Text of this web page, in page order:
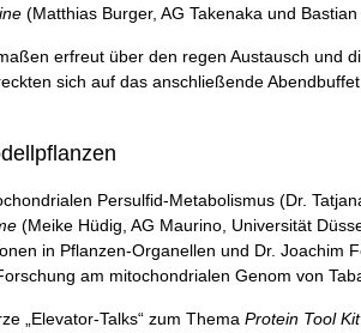
(Matthias Burger, AG Takenaka und
erfreut über den regen Austausch und
sich auf das anschließende
Persulfid-Metabolismus (Dr.
(Meike Hüdig, AG Maurino, Universität
in Pflanzen-Organellen und Dr. Joachim
am mitochondrialen Genom von
„Elevator-Talks“ zum ThemaProtein Tool